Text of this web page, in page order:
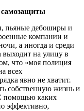
самозащиты
пьяные дебоширы и
компании и
а иногда и среди
выходит на улицу в
что «моя полиция
всех
явно не хватит.
собственную жизнь и
помощью каких
эффективно,